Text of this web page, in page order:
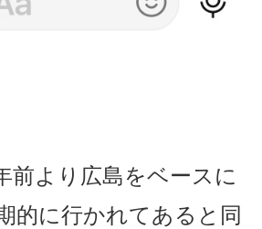
前より広島をベースに
的に行かれてあると同